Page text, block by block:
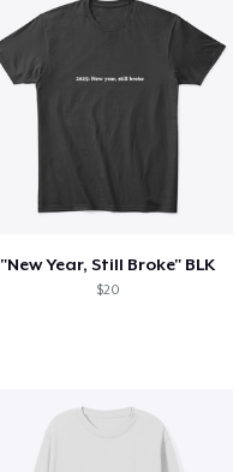
"New Year, Still Broke" BLK
$20